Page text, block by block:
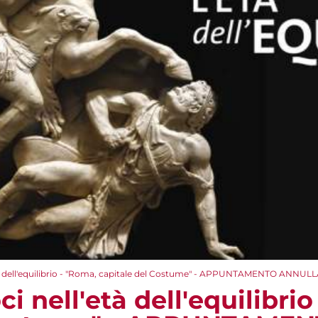
- "Roma, capitale del Costume" - APPUNTAMENTO
nell'età dell'equilibrio